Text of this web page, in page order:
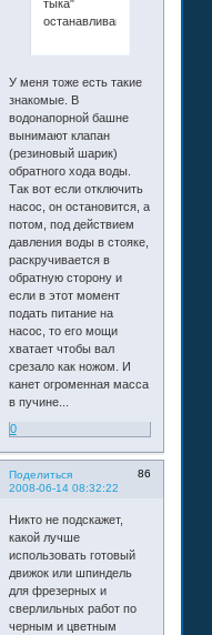
тыка"
останавливают.
У меня тоже есть такие
знакомые. В
водонапорной башне
вынимают клапан
(резиновый шарик)
обратного хода воды.
Так вот если отключить
насос, он остановится, а
потом, под действием
давления воды в стояке,
раскручивается в
обратную сторону и
если в этот момент
подать питание на
насос, то его мощи
хватает чтобы вал
срезало как ножом. И
канет огроменная масса
в пучине...
0
Поделиться
86
2008-06-14 08:32:22
Никто не подскажет,
какой лучше
использовать готовый
движок или шпиндель
для фрезерных и
сверлильных работ по
черным и цветным